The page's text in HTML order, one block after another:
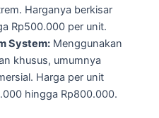
Harganya berkisar
Rp500.000 per unit.
System:Menggunakan
khusus, umumnya
Harga per unit
hingga Rp800.000.